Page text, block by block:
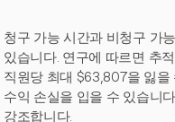
청구 가능 시간과 비청구 가
있습니다. 연구에 따르면 추
직원당 최대 $63,807을 잃
수익 손실을 입을 수 있습니
강조합니다.